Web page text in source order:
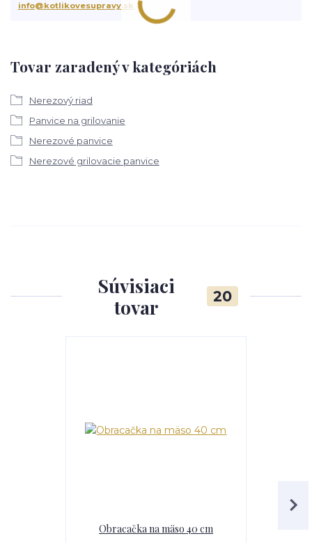
Tovar zaradený v kategóriách
Nerezový riad
Panvice na grilovanie
Nerezové panvice
Nerezové grilovacie panvice
info@kotlikovesupravy.sk
Súvisiaci
tovar
20
Obracačka na mäso 40 cm